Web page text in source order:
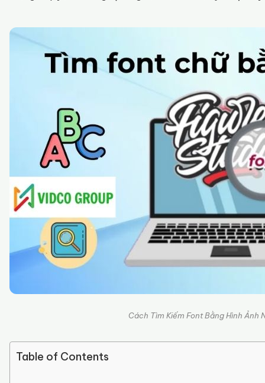
Cách Tìm Kiếm Font Bằng Hình Ảnh
Table of Contents